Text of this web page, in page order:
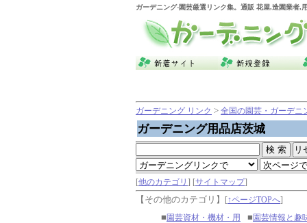
ガーデニング-園芸厳選リンク集。通販 花屋,造園業者,
ガーデニング リンク > 全国の園芸・ガーデニ
ガーデニング用品店茨城
[他のカテゴリ ] [サイトマップ]
【その他のカテゴリ】 [↑ページTOPへ]
■ 園芸資材・機材・用
■ 園芸情報と趣